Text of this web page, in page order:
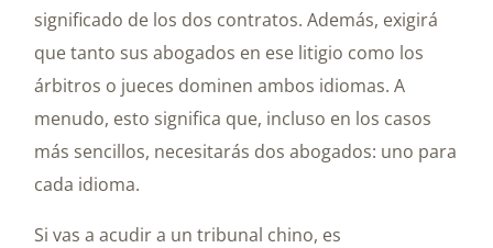
significado de los dos contratos. Además, exigirá
que tanto sus abogados en ese litigio como los
árbitros o jueces dominen ambos idiomas. A
menudo, esto significa que, incluso en los casos
más sencillos, necesitarás dos abogados: uno para
cada idioma.
Si vas a acudir a un tribunal chino, es